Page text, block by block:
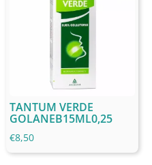
TANTUM VERDE
GOLANEB15ML0,25
€8,50